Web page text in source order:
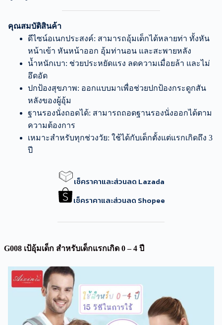
คุณสมบัติสินค้า
ดีไซน์อเนกประสงค์: สามารถอุ้มเด็กได้หลายท่า ทั้งหัน
หน้าเข้า หันหน้าออก อุ้มท่านอน และสะพายหลัง
น้ำหนักเบา: ช่วยประหยัดแรง ลดความเมื่อยล้า และไม่
อึดอัด
ปกป้องสุขภาพ: ออกแบบมาเพื่อช่วยปกป้องกระดูกสัน
หลังของผู้อุ้ม
ฐานรองนั่งถอดได้: สามารถถอดฐานรองนั่งออกได้ตาม
ความต้องการ
เหมาะสำหรับทุกช่วงวัย: ใช้ได้กับเด็กตั้งแต่แรกเกิดถึง 3
ปี
เช็คราคาและส่วนลด Lazada
เช็คราคาและส่วนลด Shopee
G008 เป้อุ้มเด็ก สำหรับเด็กแรกเกิด 0 – 4 ปี